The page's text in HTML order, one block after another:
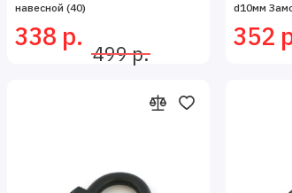
навесной (40)
338 р.
499 р.
d10мм
352